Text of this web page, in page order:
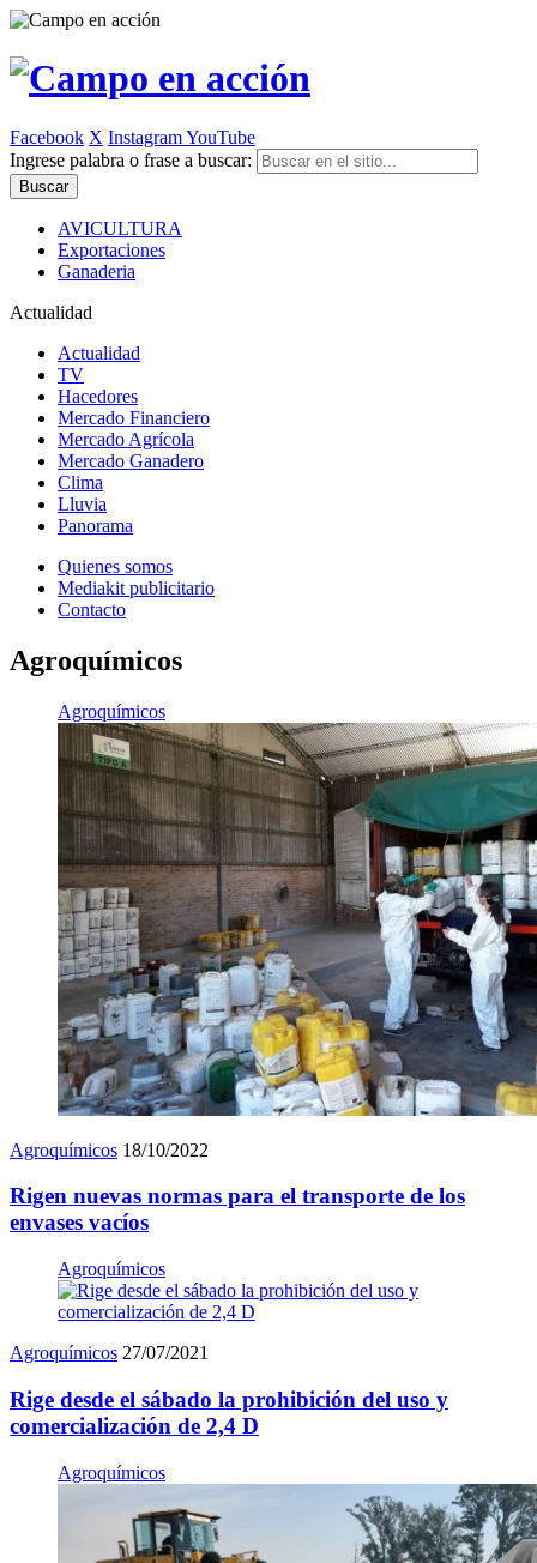
Facebook X InstagramYouTube
Ingrese palabra o frase a buscar:
AVICULTURA
Exportaciones
Ganaderia
Actualidad
Actualidad
TV
Hacedores
Mercado Financiero
Mercado Agrícola
Mercado Ganadero
Clima
Lluvia
Panorama
Quienes somos
Mediakit publicitario
Contacto
Agroquímicos
Agroquímicos
Agroquímicos 18/10/2022
Rigen nuevas normas para el transporte de los
envases vacíos
Agroquímicos
Agroquímicos 27/07/2021
Rige desde el sábado la prohibición del uso y
comercialización de 2,4 D
Agroquímicos